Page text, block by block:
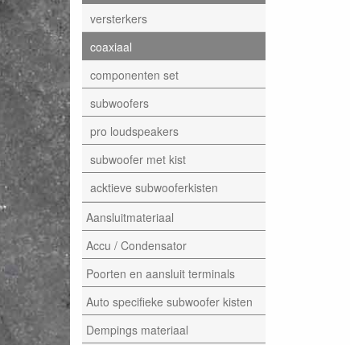
versterkers
coaxiaal
componenten set
subwoofers
pro loudspeakers
subwoofer met kist
acktieve subwooferkisten
Aansluitmateriaal
Accu / Condensator
Poorten en aansluit terminals
Auto specifieke subwoofer kisten
Dempings materiaal